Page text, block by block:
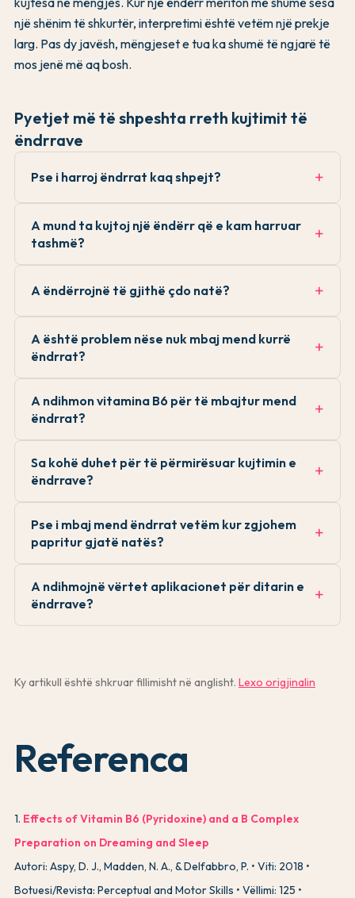
një shënim të shkurtër, interpretimi është vetëm një prekje
larg. Pas dy javësh, mëngjeset e tua ka shumë të ngjarë të
mos jenë më aq bosh.
Pyetjet më të shpeshta rreth kujtimit të
ëndrrave
Pse i harroj ëndrrat kaq shpejt?
A mund ta kujtoj një ëndërr që e kam harruar
tashmë?
A ëndërrojnë të gjithë çdo natë?
A është problem nëse nuk mbaj mend kurrë
ëndrrat?
A ndihmon vitamina B6 për të mbajtur mend
ëndrrat?
Sa kohë duhet për të përmirësuar kujtimin e
ëndrrave?
Pse i mbaj mend ëndrrat vetëm kur zgjohem
papritur gjatë natës?
A ndihmojnë vërtet aplikacionet për ditarin e
ëndrrave?
Ky artikull është shkruar fillimisht në anglisht. Lexo origjinalin
Referenca
1. Effects of Vitamin B6 (Pyridoxine) and a B Complex
Preparation on Dreaming and Sleep
Autori: Aspy, D. J., Madden, N. A., & Delfabbro, P.
Viti: 2018
Botuesi/Revista: Perceptual and Motor Skills
Vëllimi: 125